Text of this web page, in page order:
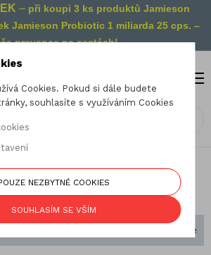
– při koupi 3 ks produktů Jamieson
Jamieson Probiotic 1 miliarda 25 cps. –
prevence na cestách!
0
Seřadit podle
Cookies. Pokud si dále budete
souhlasíte s využíváním Cookies
NEZBYTNÉ COOKIES
SOUHLASÍM SE VŠÍM